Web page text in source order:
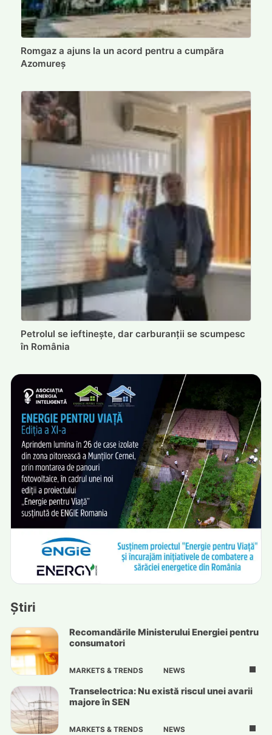
Romgaz a ajuns la un acord pentru a cumpăra
Azomureș
Petrolul se ieftinește, dar carburanții se scumpesc
în România
Știri
Recomandările Ministerului Energiei pentru
consumatori
MARKETS & TRENDS NEWS
Transelectrica: Nu există riscul unei avarii
majore în SEN
MARKETS & TRENDS NEWS